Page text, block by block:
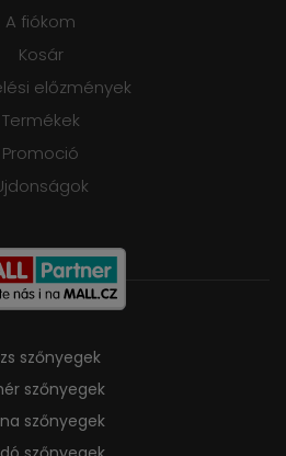
A fiókom
Kosár
előzmények
Termékek
Promoció
szőnyegek
szőnyegek
szőnyegek